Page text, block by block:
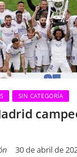
SIN CATEGORÍA
30 de abril de